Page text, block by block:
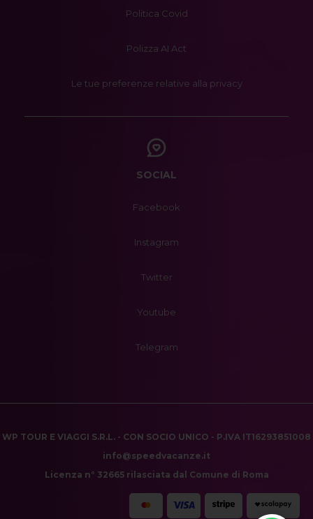
Politica Covid
Polizza AI Act
Le tue preferenze relative alla privacy
SOCIAL
Facebook
Instagram
Twitter
Youtube
Telegram
WP TOUR E VIAGGI S.R.L. - CON SOCIO UNICO - P.IVA IT16293851008
info@speedvacanze.it
Licenza n° 32665 rilasciata dal Comune di Roma